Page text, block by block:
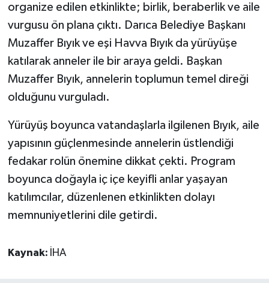
organize edilen etkinlikte; birlik, beraberlik ve aile
vurgusu ön plana çıktı. Darıca Belediye Başkanı
Muzaffer Bıyık ve eşi Havva Bıyık da yürüyüşe
katılarak anneler ile bir araya geldi. Başkan
Muzaffer Bıyık, annelerin toplumun temel direği
olduğunu vurguladı.
Yürüyüş boyunca vatandaşlarla ilgilenen Bıyık, aile
yapısının güçlenmesinde annelerin üstlendiği
fedakar rolün önemine dikkat çekti. Program
boyunca doğayla iç içe keyifli anlar yaşayan
katılımcılar, düzenlenen etkinlikten dolayı
memnuniyetlerini dile getirdi.
Kaynak: İHA